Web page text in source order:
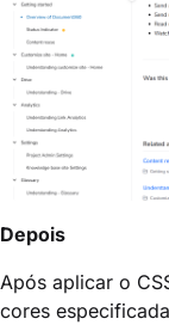
Depois
Após aplicar o
cores